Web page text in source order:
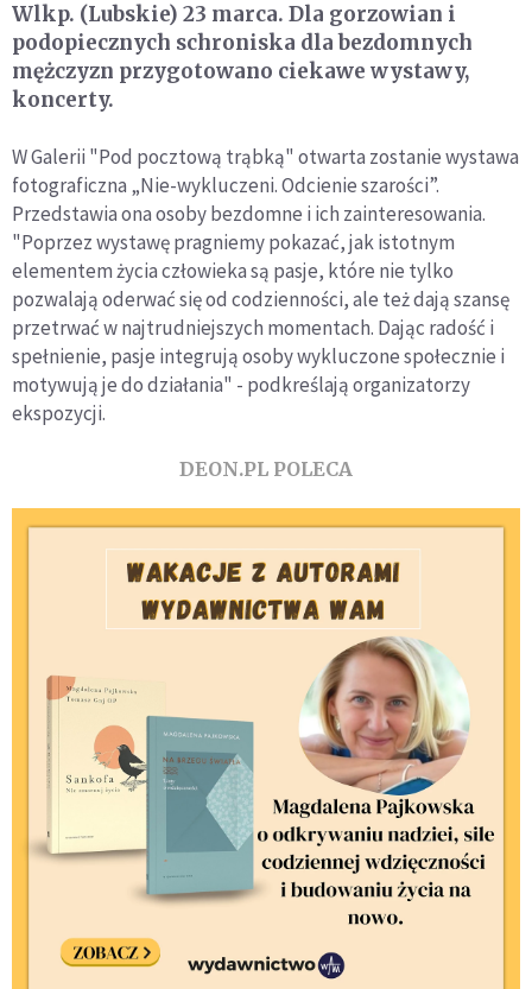
Wlkp. (Lubskie) 23 marca. Dla gorzowian i
podopiecznych schroniska dla bezdomnych
mężczyzn przygotowano ciekawe wystawy,
koncerty.
W Galerii "Pod pocztową trąbką" otwarta zostanie wystawa
fotograficzna „Nie-wykluczeni. Odcienie szarości”.
Przedstawia ona osoby bezdomne i ich zainteresowania.
"Poprzez wystawę pragniemy pokazać, jak istotnym
elementem życia człowieka są pasje, które nie tylko
pozwalają oderwać się od codzienności, ale też dają szansę
przetrwać w najtrudniejszych momentach. Dając radość i
spełnienie, pasje integrują osoby wykluczone społecznie i
motywują je do działania" - podkreślają organizatorzy
ekspozycji.
DEON.PL POLECA